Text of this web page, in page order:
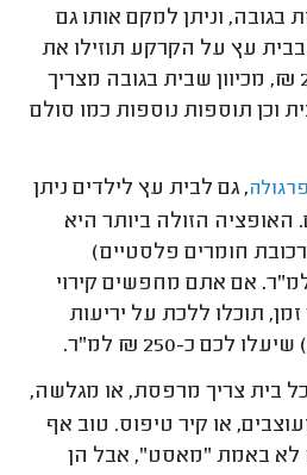
בגובה, וניתן למקם אותו גם
עץ על הקרקע תוזילו את
העלויות ב-2,500-3,000 ₪, מכיוון שבית בגובה מצריך
וכן תוספות נוספות כמו סולם
פרגולה, גם לבית עץ לילדים ניתן
האופציה הזולה ביותר היא
חומרים פלסטיים)
. אם אתם מחפשים קירוי
תוכלו ללכת על יריעות
לכם כ-250 ₪ למ"ר.
כל בית צריך מרפסת, או מגלשה,
או קיר טיפוס. טוב אף
באמת "מאסט", אבל הן